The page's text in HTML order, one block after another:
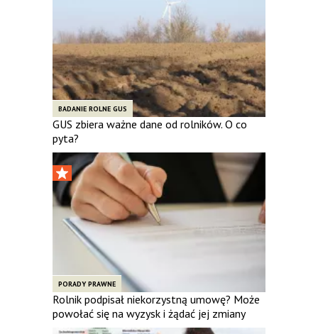
BADANIE ROLNE GUS
GUS zbiera ważne dane od rolników. O co
pyta?
PORADY PRAWNE
Rolnik podpisał niekorzystną umowę? Może
powołać się na wyzysk i żądać jej zmiany